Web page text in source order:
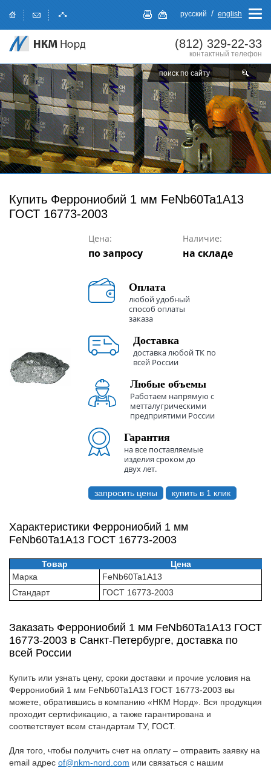
русский / english
(812) 329-22-33
контактный телефон
Купить Феррониобий 1 мм FeNb60Ta1A13
ГОСТ 16773-2003
Цена:
по запросу
Наличие:
на складе
Оплата
любой удобный
способ оплаты
заказа
Доставка
доставка любой ТК по
всей России
Любые объемы
Работаем напрямую с
метталугрическими
предприятими России
Гарантия
на все поставляемые
изделия сроком до
двух лет.
запросить цены купить в 1 клик
Характеристики Феррониобий 1 мм
FeNb60Ta1A13 ГОСТ 16773-2003
Товар
Цена
Марка
FeNb60Ta1A13
Стандарт
ГОСТ 16773-2003
Заказать Феррониобий 1 мм FeNb60Ta1A13 ГОСТ
16773-2003 в Санкт-Петербурге, доставка по
всей России
Купить или узнать цену, сроки доставки и прочие условия на
Феррониобий 1 мм FeNb60Ta1A13 ГОСТ 16773-2003 вы
можете, обратившись в компанию «НКМ Норд». Вся продукция
проходит сертификацию, а также гарантирована и
соответствует всем стандартам ТУ, ГОСТ.
Для того, чтобы получить счет на оплату – отправить заявку на
email адрес of@nkm-nord.com или связаться с нашим